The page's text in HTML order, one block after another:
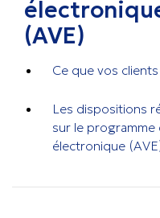
(AVE)
Ce que vos
Les dispositions
sur le programme
électronique